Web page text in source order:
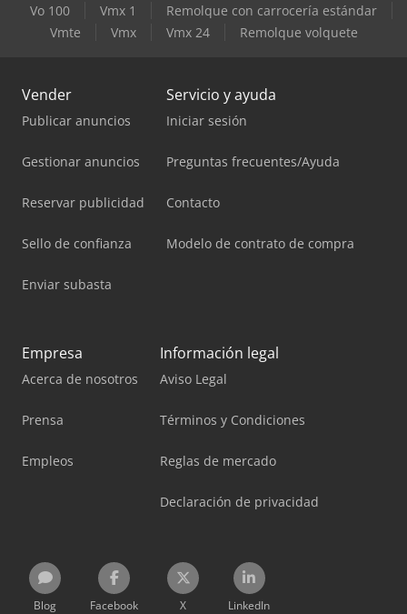
Vo 100 Vmx 1
Remolque con carrocería estándar
Vmte
Vmx Vmx 24 Remolque volquete
Vender
Publicar anuncios
Gestionar anuncios
Reservar publicidad
Sello de confianza
Enviar subasta
Servicio y ayuda
Iniciar sesión
Preguntas frecuentes/Ayuda
Contacto
Modelo de contrato de compra
Empresa
Acerca de nosotros
Prensa
Empleos
Información legal
Aviso Legal
Términos y Condiciones
Reglas de mercado
Declaración de privacidad
Blog Facebook X LinkedIn